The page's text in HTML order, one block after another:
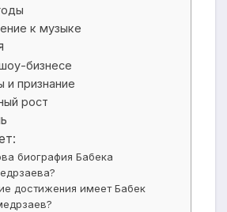
к музыке
бизнесе
и признание
рост
биография Бабека
достижения имеет Бабек